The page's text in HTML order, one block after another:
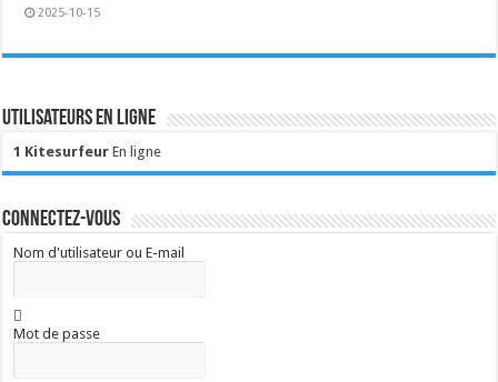
2025-10-15
Utilisateurs en ligne
1 Kitesurfeur En ligne
Connectez-vous
Nom d'utilisateur ou E-mail
Mot de passe